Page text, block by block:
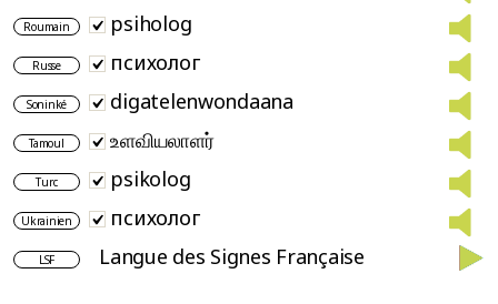
Roumain psiholog
Russe психолог
Soninké digatelenwondaana
Tamoul உளவியலாளர்
Turc psikolog
Ukrainien психолог
LSF Langue des Signes Française